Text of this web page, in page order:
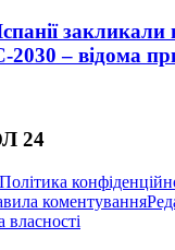
закликали
2030 – відома
24
Політика
коментування
власності